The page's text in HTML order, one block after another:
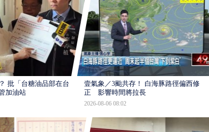
批「台糖油品部在台
加油站
壹氣象／3颱共存！ 白海豚路徑偏西修
正 影響時間將拉長
2026-08-06 08:02